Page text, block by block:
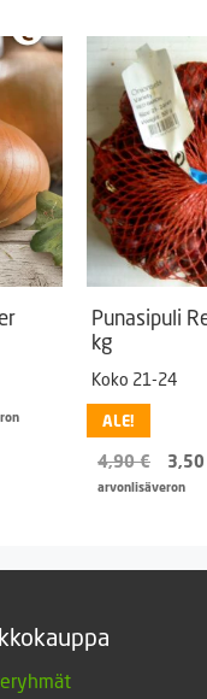
Punasipuli
kg
Koko 21-24
ALE!
4,90€
hinta
arvonlisäveron